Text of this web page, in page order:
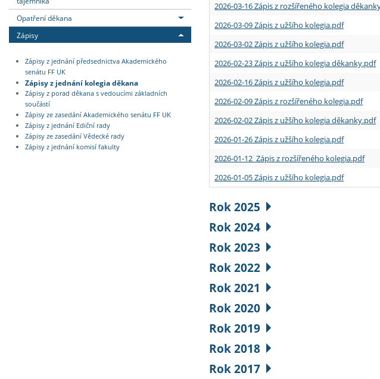
Opatření děkana
Zápisy
Zápisy z jednání předsednictva Akademického
senátu FF UK
Zápisy z jednání kolegia děkana
Zápisy z porad děkana s vedoucími základních
součástí
Zápisy ze zasedání Akademického senátu FF UK
Zápisy z jednání Ediční rady
Zápisy ze zasedání Vědecké rady
Zápisy z jednání komisí fakulty
2026-03-16 Zápis z rozšířeného kolegia
2026-03-09 Zápis z užšího kolegia.pdf
2026-03-02 Zápis z užšího kolegia.pdf
2026-02-23 Zápis z užšího kolegia děkanky.pdf
2026-02-16 Zápis z užšího kolegia.pdf
2026-02-09 Zápis z rozšířeného kolegia.pdf
2026-02-02 Zápis z užšího kolegia děkanky.pdf
2026-01-26 Zápis z užšího kolegia.pdf
2026-01-12 Zápis z rozšířeného kolegia.pdf
2026-01-05 Zápis z užšího kolegia.pdf
Rok 2025
Rok 2024
Rok 2023
Rok 2022
Rok 2021
Rok 2020
Rok 2019
Rok 2018
Rok 2017